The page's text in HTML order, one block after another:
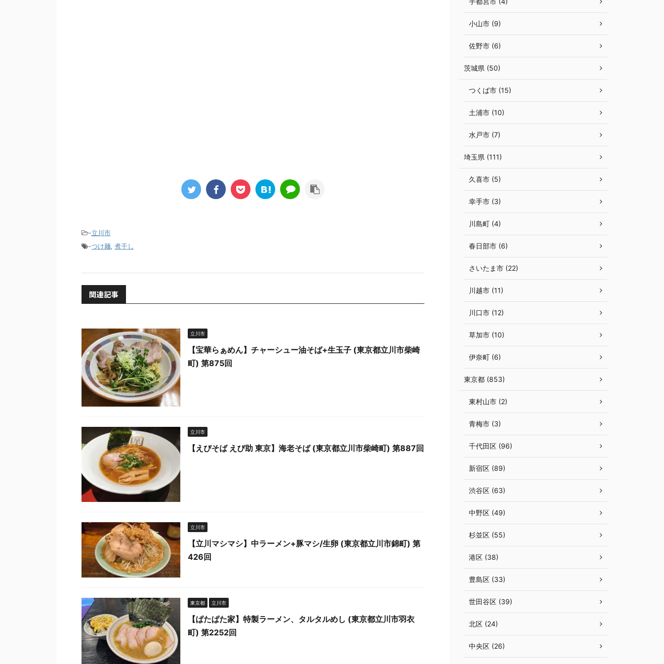
-立川市
-つけ麺, 煮干し
関連記事
立川市
【宝華らぁめん】チャーシュー油そば+生玉子 (東京都立川市柴崎
町) 第875回
立川市
【えびそば えび助 東京】海老そば (東京都立川市柴崎町) 第887回
立川市
【立川マシマシ】中ラーメン+豚マシ/生卵 (東京都立川市錦町) 第
426回
東京都 立川市
【ぱたぱた家】特製ラーメン、タルタルめし (東京都立川市羽衣
町) 第2252回
小山市 (9)
佐野市 (6)
茨城県 (50)
つくば市 (15)
土浦市 (10)
水戸市 (7)
埼玉県 (111)
久喜市 (5)
幸手市 (3)
川島町 (4)
春日部市 (6)
さいたま市 (22)
川越市 (11)
川口市 (12)
草加市 (10)
伊奈町 (6)
東京都 (853)
東村山市 (2)
青梅市 (3)
千代田区 (96)
新宿区 (89)
渋谷区 (63)
中野区 (49)
杉並区 (55)
港区 (38)
豊島区 (33)
世田谷区 (39)
北区 (24)
中央区 (26)